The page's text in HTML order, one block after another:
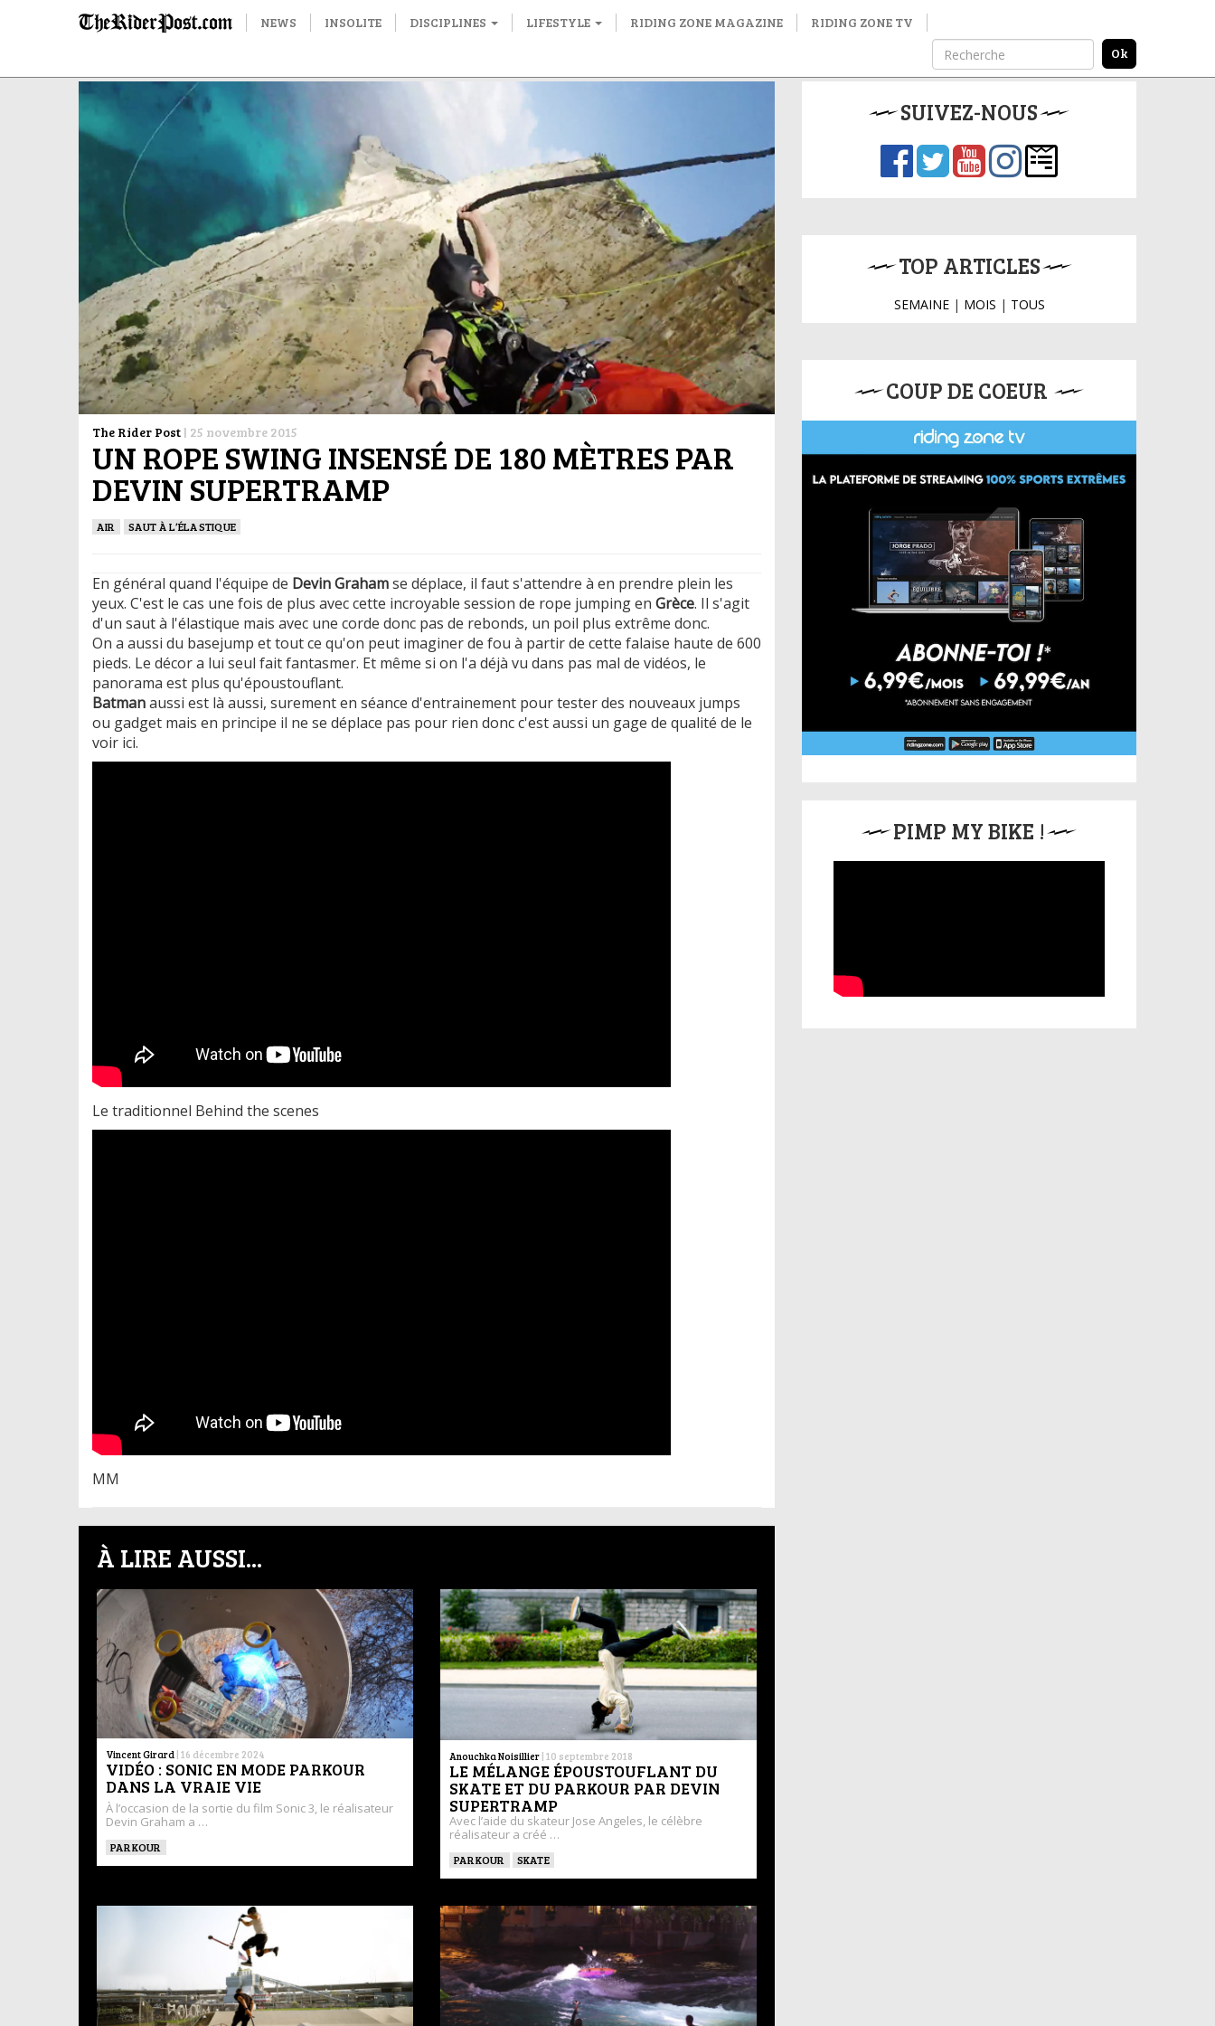
NEWS INSOLITE DISCIPLINES LIFESTYLE RIDING ZONE MAGAZINE RIDING ZONE TV
The Rider Post | 25 novembre 2015
UN ROPE SWING INSENSÉ DE 180 MÈTRES PAR
DEVIN SUPERTRAMP
AIR SAUT À L’ÉLASTIQUE
En général quand l'équipe de Devin Grahamse déplace, il faut s'attendre à en prendre plein les
yeux. C'est le cas une fois de plus avec cette incroyable session de rope jumping en Grèce. Il s'agit
d'un saut à l'élastique mais avec une corde donc pas de rebonds, un poil plus extrême donc.
On a aussi du basejump et tout ce qu'on peut imaginer de fou à partir de cette falaise haute de 600
pieds. Le décor a lui seul fait fantasmer. Et même si on l'a déjà vu dans pas mal de vidéos, le
panorama est plus qu'époustouflant.
Batmanaussi est là aussi, surement en séance d'entrainement pour tester des nouveaux jumps
ou gadget mais en principe il ne se déplace pas pour rien donc c'est aussi un gage de qualité de le
voir ici.
Le traditionnel Behind the scenes
MM
À LIRE AUSSI...
Vincent Girard | 16 décembre 2024
VIDÉO : SONIC EN MODE PARKOUR
DANS LA VRAIE VIE
À l’occasion de la sortie du film Sonic 3, le réalisateur
Devin Graham a …
PARKOUR
Anouchka Noisillier | 10 septembre 2018
LE MÉLANGE ÉPOUSTOUFLANT DU
SKATE ET DU PARKOUR PAR DEVIN
SUPERTRAMP
Avec l’aide du skateur Jose Angeles, le célèbre
réalisateur a créé …
PARKOUR SKATE
SUIVEZ-NOUS
TOP ARTICLES
SEMAINE| MOIS | TOUS
COUP DE COEUR
PIMP MY BIKE !